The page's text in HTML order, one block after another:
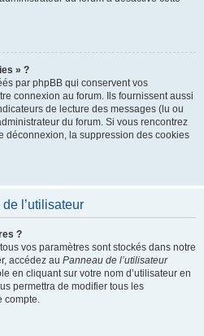
» ?
par phpBB qui conservent vos
connexion au forum. Ils fournissent aussi
de lecture des messages (lu ou
du forum. Si vous rencontrez
déconnexion, la suppression des cookies
l’utilisateur
?
vos paramètres sont stockés dans notre
accédez au Panneau de l’utilisateur
en cliquant sur votre nom d’utilisateur en
permettra de modifier tous les
compte.